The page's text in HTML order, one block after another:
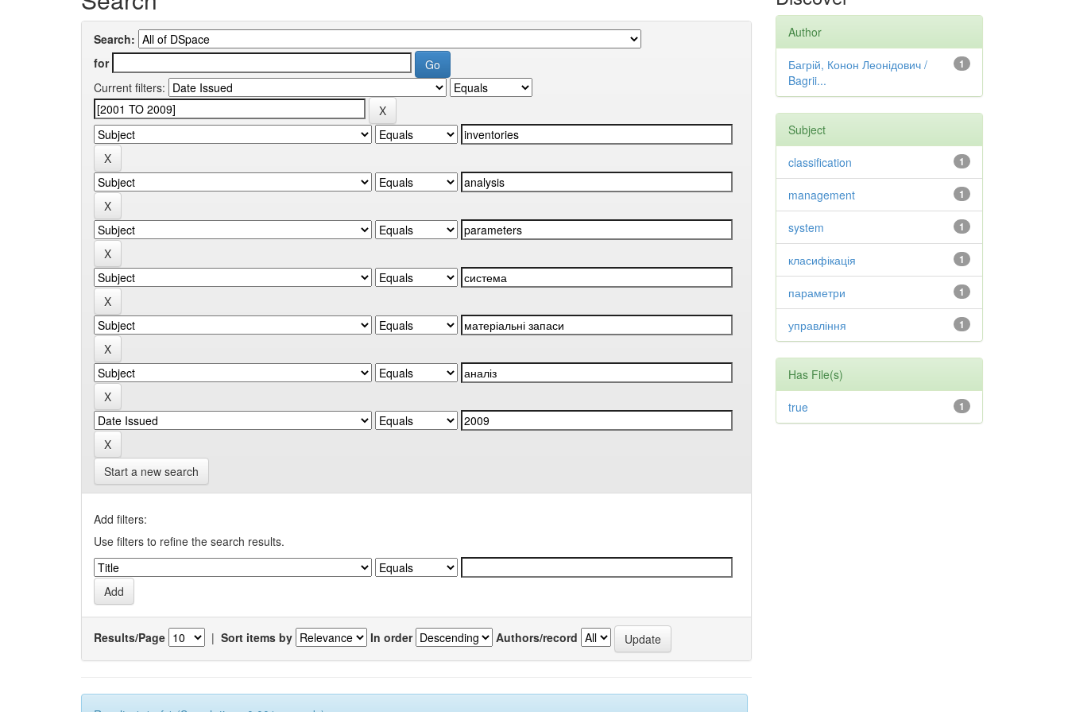
Search:
for
Current filters:
Start a new search
Add filters:
Use filters to refine the search results.
Results/Page | Sort items by In order Authors/record
Author
1
Багрій, Конон Леонідович /
Bagrii...
Subject
1
classification
1
management
1
system
1
класифікація
1
параметри
1
управління
Has File(s)
1
true